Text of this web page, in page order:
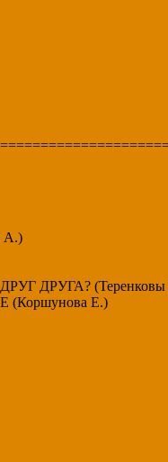
А.)
ДРУГА? (Теренковы
Е.)